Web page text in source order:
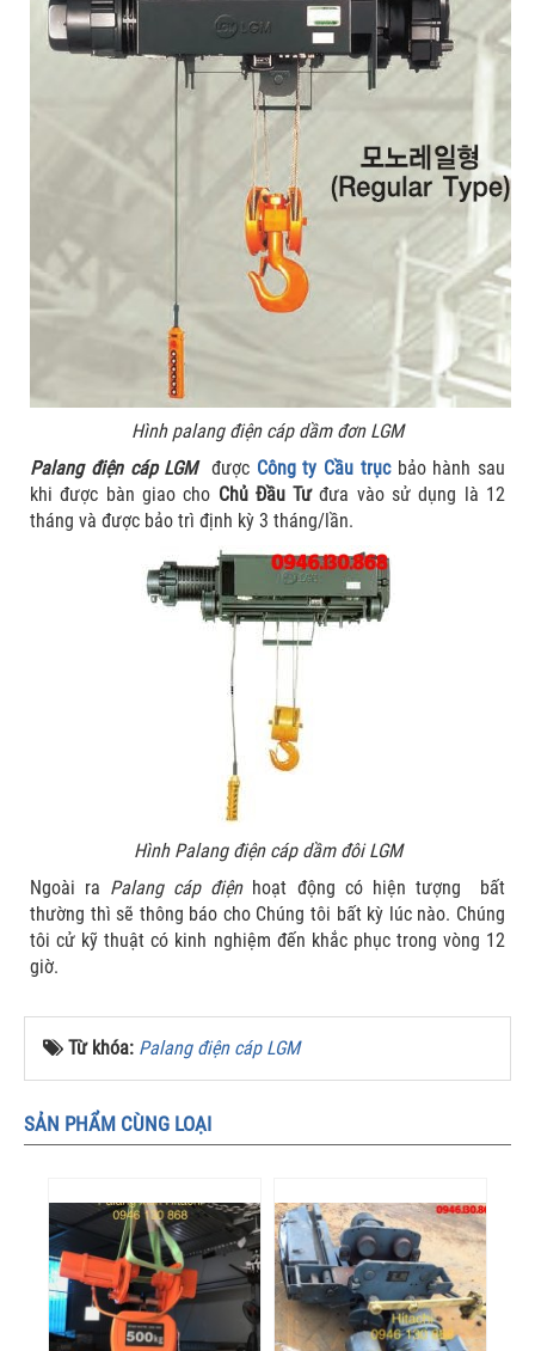
Hình palang điện cáp dầm đơn LGM
Palang điện cáp LGM được Công ty Cầu trục bảo hành sau
khi được bàn giao cho Chủ Đầu Tưđưa vào sử dụng là 12
tháng và được bảo trì định kỳ 3 tháng/lần.
Hình Palang điện cáp dầm đôi LGM
Ngoài ra Palang cáp điện hoạt động có hiện tượng bất
thường thì sẽ thông báo cho Chúng tôi bất kỳ lúc nào. Chúng
tôi cử kỹ thuật có kinh nghiệm đến khắc phục trong vòng 12
giờ.
Từ khóa: Palang điện cáp LGM
SẢN PHẨM CÙNG LOẠI